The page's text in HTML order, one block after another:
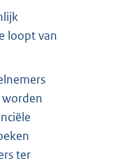
loopt van
ter